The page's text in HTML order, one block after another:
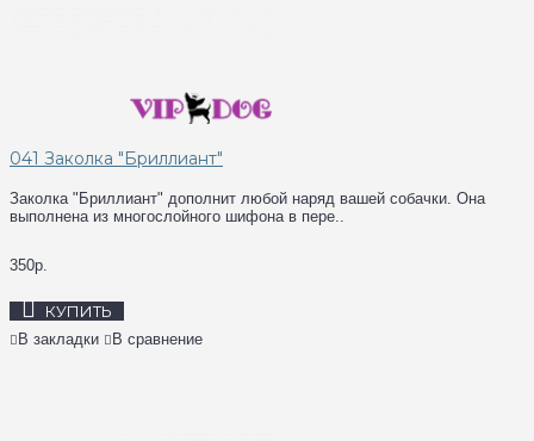
041 Заколка "Бриллиант"
Заколка "Бриллиант" дополнит любой наряд вашей собачки. Она
выполнена из многослойного шифона в пере..
350р.
КУПИТЬ
В закладки В сравнение